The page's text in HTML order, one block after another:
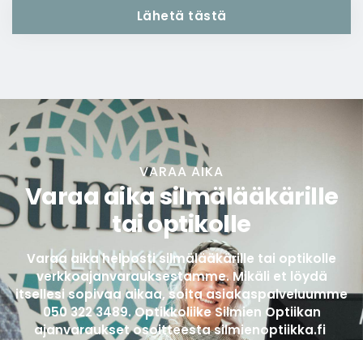
Lähetä tästä
VARAA AIKA
Varaa aika silmälääkärille
tai optikolle
Varaa aika helposti silmälääkärille tai optikolle
verkkoajanvarauksestamme. Mikäli et löydä
itsellesi sopivaa aikaa, soita asiakaspalveluumme
050 322 3489. Optikkoliike Silmien Optiikan
ajanvaraukset osoitteestasilmienoptiikka.fi